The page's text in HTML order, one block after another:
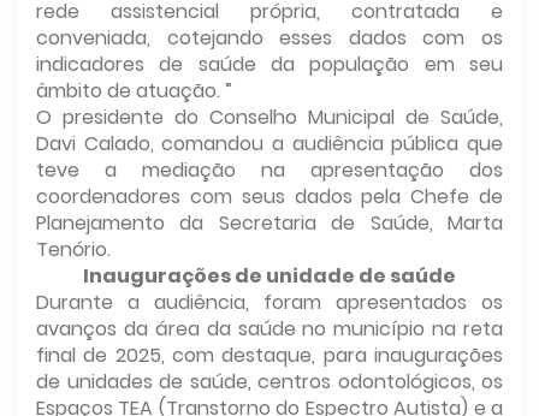
rede assistencial própria, contratada e
conveniada, cotejando esses dados com os
indicadores de saúde da população em seu
âmbito de atuação. ”
O presidente do Conselho Municipal de Saúde,
Davi Calado, comandou a audiência pública que
teve a mediação na apresentação dos
coordenadores com seus dados pela Chefe de
Planejamento da Secretaria de Saúde, Marta
Tenório.
Inaugurações de unidade de saúde
Durante a audiência, foram apresentados os
avanços da área da saúde no município na reta
final de 2025, com destaque, para inaugurações
de unidades de saúde, centros odontológicos, os
Espaços TEA (Transtorno do Espectro Autista) e a